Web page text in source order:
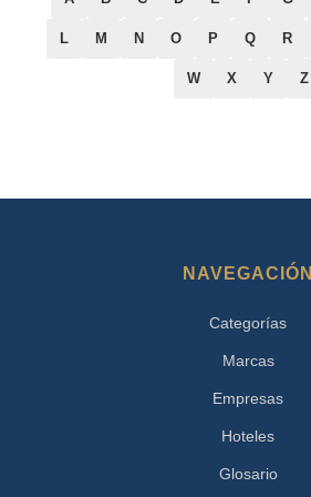
L M N O P Q R
W X Y Z
NAVEGACIÓN
Categorías
Marcas
Empresas
Hoteles
Glosario